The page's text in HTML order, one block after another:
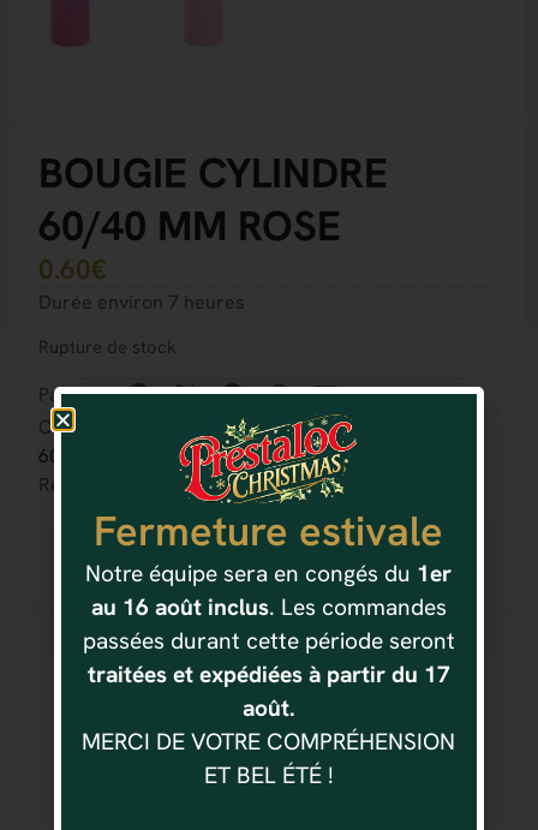
BOUGIE CYLINDRE
60/40 MM ROSE
0.60€
Durée environ 7 heures
Rupture de stock
Partager :
Catégorie(s) :
60/40 MM
Référence : 9228023910081
Vous aimerez aussi
60/40 MM
BOUGIE CYLINDRE 60/40 MM
ORIENT ORANGE
0.60€
Fermeture estivale
Notre équipe sera en congés du 1er
au 16 août inclus. Les commandes
passées durant cette période seront
traitées et expédiées à partir du 17
août.
MERCI DE VOTRE COMPRÉHENSION
ET BEL ÉTÉ !